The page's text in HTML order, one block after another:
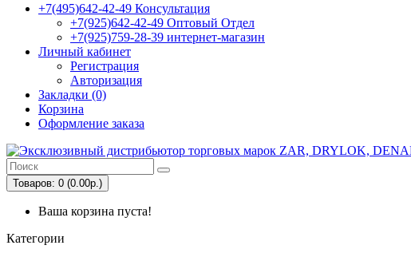
+7(495)642-42-49 Консультация
+7(925)642-42-49 Оптовый Отдел
+7(925)759-28-39 интернет-магазин
Личный кабинет
Регистрация
Авторизация
Закладки (0)
Корзина
Оформление заказа
Товаров: 0 (0.00р.)
Ваша корзина пуста!
Категории